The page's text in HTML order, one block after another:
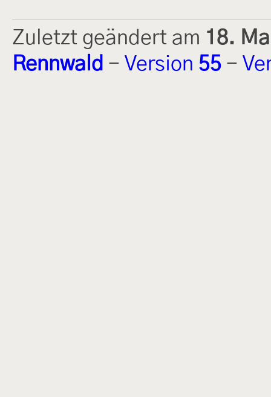
Zuletzt geändert am 18.
Rennwald - Version 55 -